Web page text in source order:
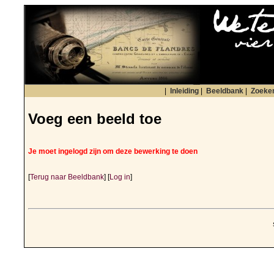
Inleiding Beeldbank
Voeg een beeld toe
Je moet ingelogd zijn om deze bewerking te doen
[Terug naar Beeldbank] [Log in]